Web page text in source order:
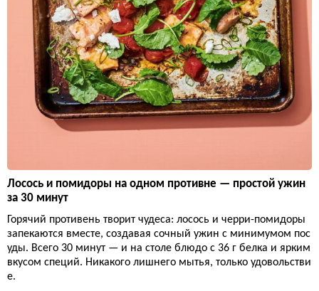
Лосось и помидоры на одном противне — простой ужин
за 30 минут
Горячий противень творит чудеса: лосось и черри-помидоры
запекаются вместе, создавая сочный ужин с минимумом пос
уды. Всего 30 минут — и на столе блюдо с 36 г белка и ярким
вкусом специй. Никакого лишнего мытья, только удовольстви
е.